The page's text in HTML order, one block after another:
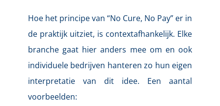
Hoe het principe van “No Cure, No Pay” er in
de praktijk uitziet, is contextafhankelijk. Elke
branche gaat hier anders mee om en ook
individuele bedrijven hanteren zo hun eigen
interpretatie van dit idee. Een aantal
voorbeelden: